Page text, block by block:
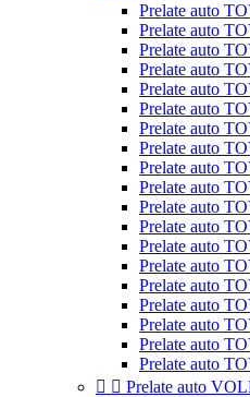
Prelate auto
Prelate auto
Prelate auto
Prelate auto
Prelate auto
Prelate auto
Prelate auto
Prelate auto
Prelate auto
Prelate auto
Prelate auto
Prelate auto
Prelate auto
Prelate auto
Prelate auto
Prelate auto
Prelate auto
Prelate auto
Prelate auto
  Prelate auto